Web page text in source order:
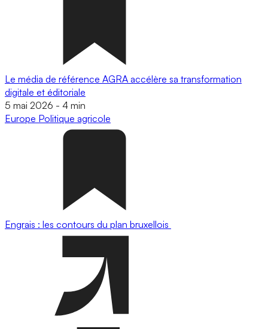
Le média de référence AGRA accélère sa transformation
digitale et éditoriale
5 mai 2026 - 4 min
Europe Politique agricole
Engrais : les contours du plan bruxellois